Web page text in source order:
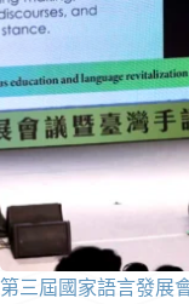
第三屆國家語言發展